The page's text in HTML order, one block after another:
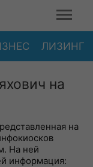
ЛИЗИНГ
на
на
На ней
информация: